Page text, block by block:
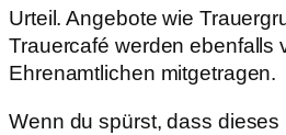
Urteil. Angebote wie
Trauercafé werden ebenfalls
Ehrenamtlichen mitgetragen.
Wenn du spürst, dass dieses